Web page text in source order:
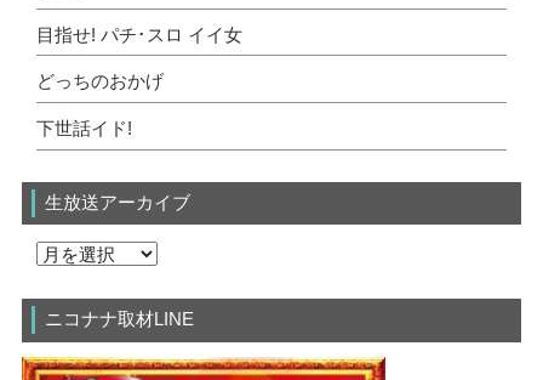
目指せ! パチ･スロ イイ女
どっちのおかげ
下世話イド!
生放送アーカイブ
ニコナナ取材LINE